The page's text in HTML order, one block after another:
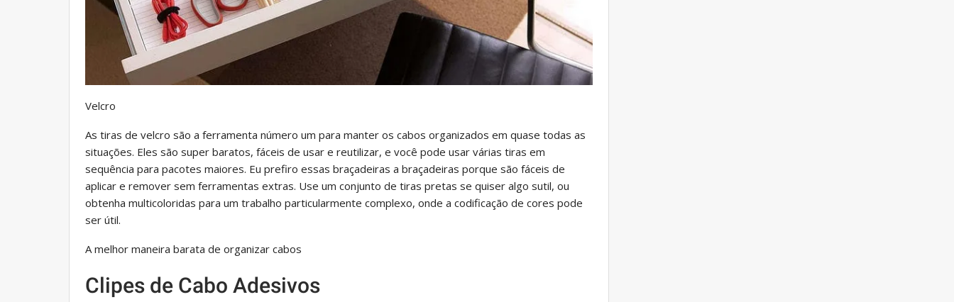
Velcro
As tiras de velcro são a ferramenta número um para manter os cabos organizados em quase todas as
situações. Eles são super baratos, fáceis de usar e reutilizar, e você pode usar várias tiras em
sequência para pacotes maiores. Eu prefiro essas braçadeiras a braçadeiras porque são fáceis de
aplicar e remover sem ferramentas extras. Use um conjunto de tiras pretas se quiser algo sutil, ou
obtenha multicoloridas para um trabalho particularmente complexo, onde a codificação de cores pode
ser útil.
A melhor maneira barata de organizar cabos
Clipes de Cabo Adesivos